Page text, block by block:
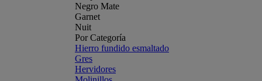
Negro Mate
Garnet
Nuit
Por Categoría
Hierro fundido esmaltado
Gres
Hervidores